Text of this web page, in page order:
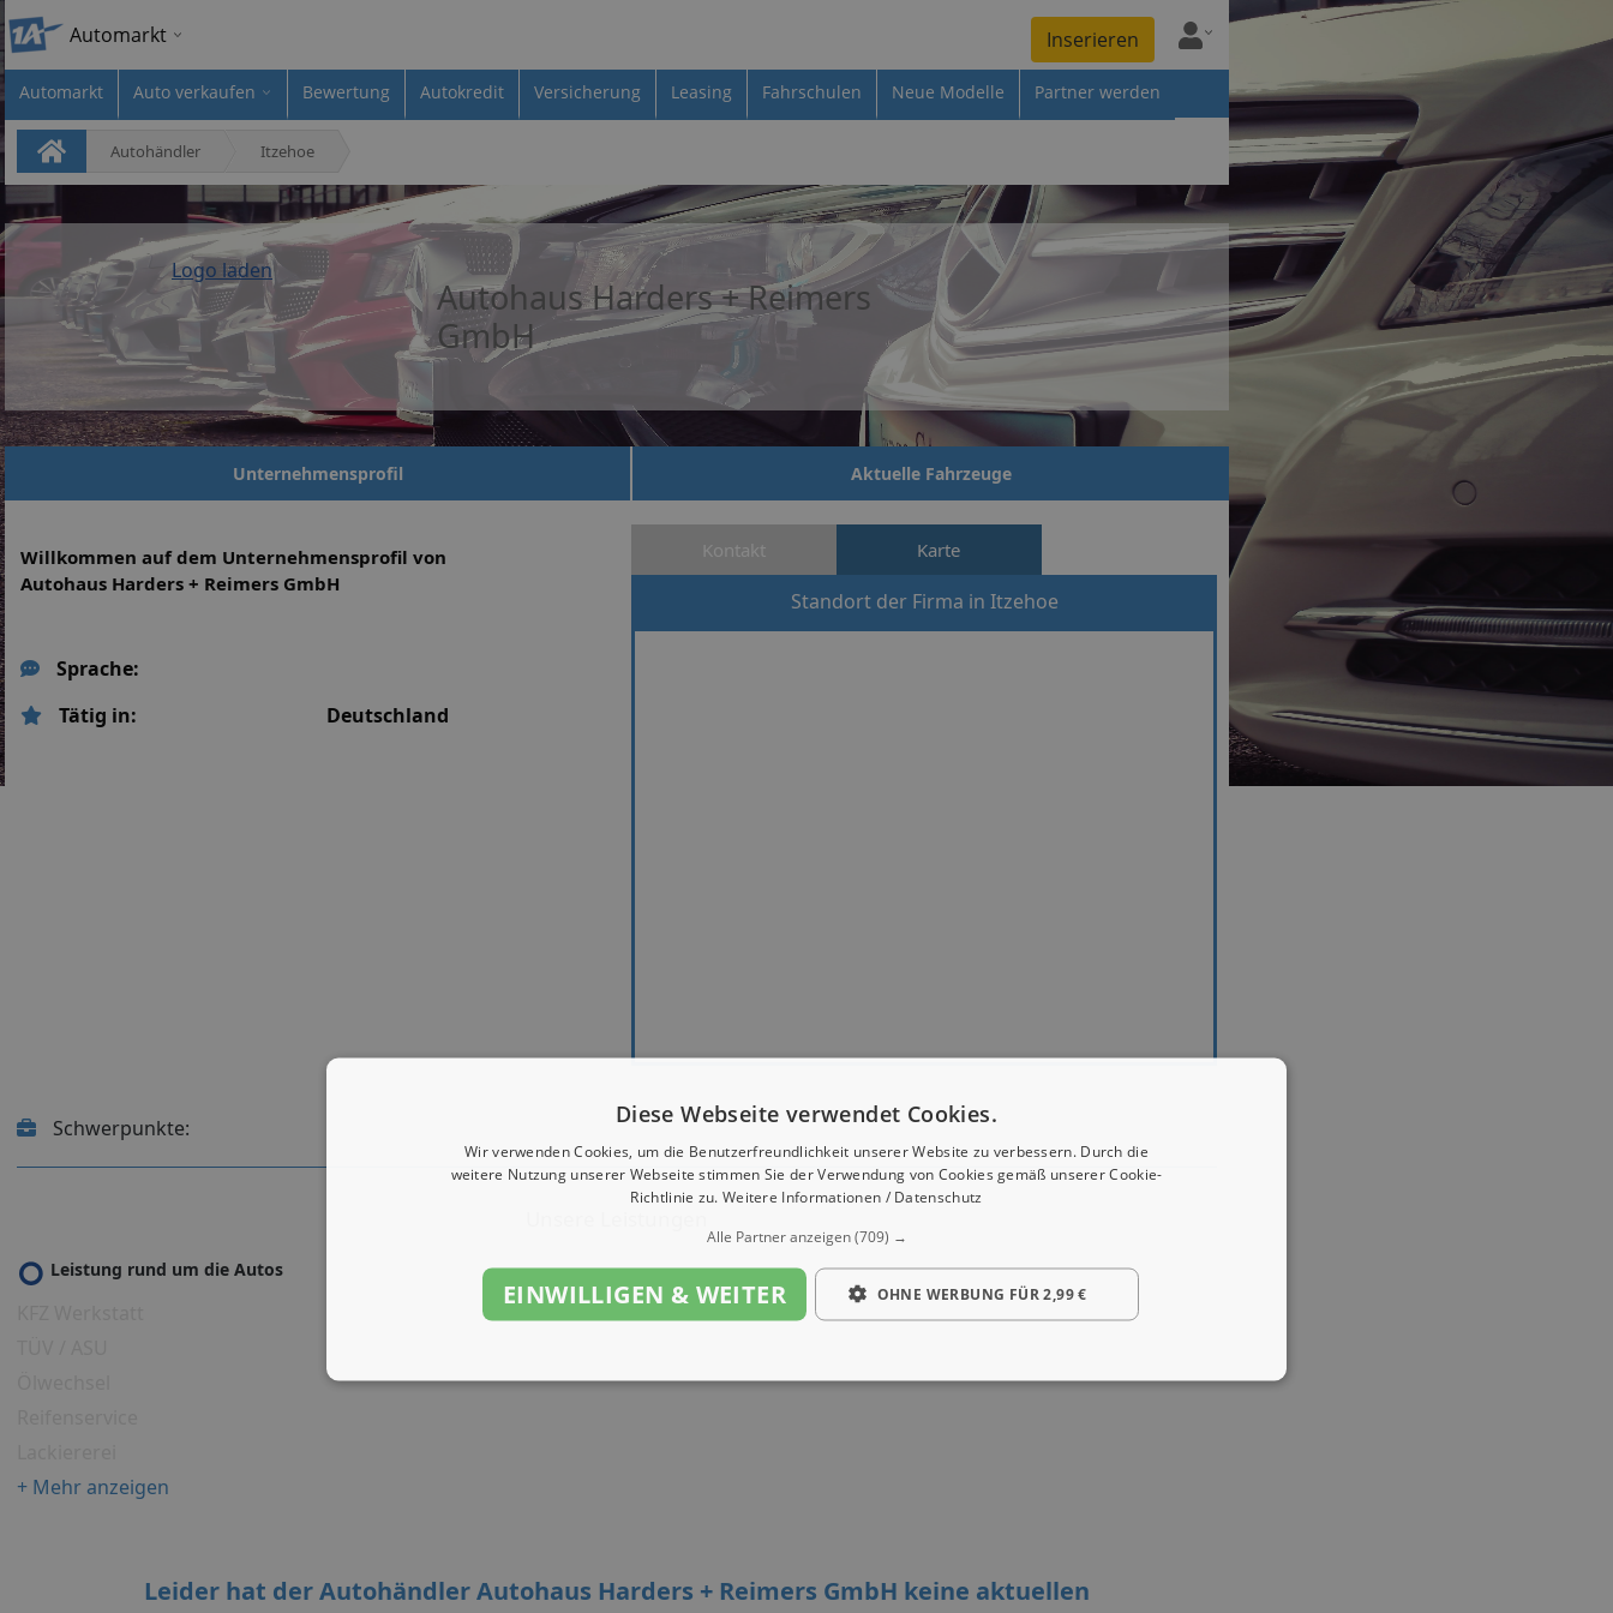
Automarkt Inserieren
Automarkt Auto verkaufen Bewertung Autokredit Versicherung Leasing Fahrschulen Neue Modelle Partner werden
Autohändler Itzehoe
Logo laden
Autohaus Harders + Reimers
GmbH
Unternehmensprofil Aktuelle Fahrzeuge
Willkommen auf dem Unternehmensprofil von
Autohaus Harders + Reimers GmbH
Sprache:
Tätig in:
Deutschland
Kontakt Karte
Standort der Firma in Itzehoe
Schwerpunkte:
Leistung rund um die Autos
+ Mehr anzeigen
Leider hat der Autohändler Autohaus Harders + Reimers GmbH keine aktuellen
Diese Webseite verwendet Cookies.
Wir verwenden Cookies, um die Benutzerfreundlichkeit unserer Website zu verbessern. Durch die
weitere Nutzung unserer Webseite stimmen Sie der Verwendung von Cookies gemäß unserer Cookie-
Richtlinie zu. Weitere Informationen / Datenschutz
Alle Partner anzeigen(709) →
EINWILLIGEN & WEITER OHNE WERBUNG FÜR 2,99 €